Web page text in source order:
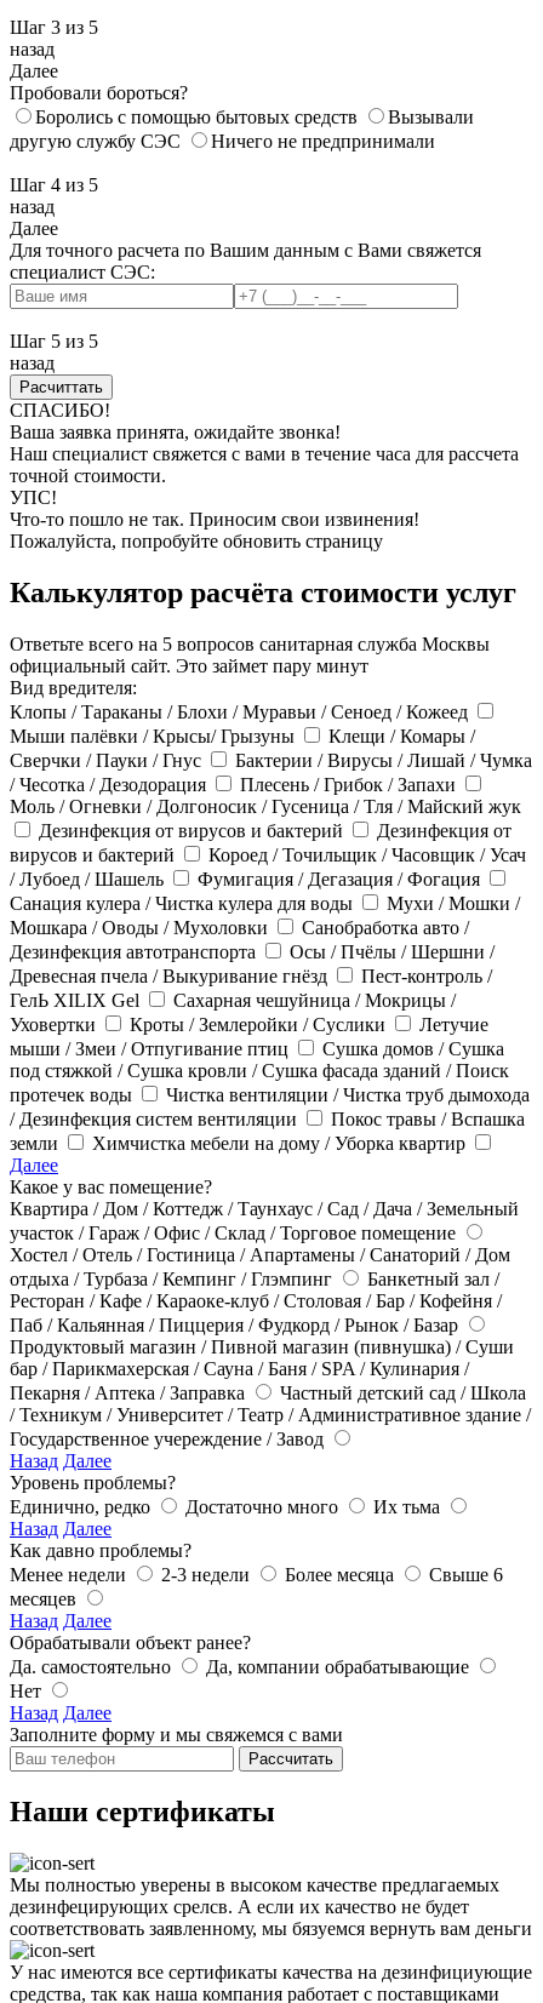
Шаг 3 из 5
назад
Далее
Пробовали бороться?
Боролись с помощью бытовых средств
Вызывали
другую службу СЭС
Ничего не предпринимали
Шаг 4 из 5
назад
Далее
Для точного расчета по Вашим данным с Вами свяжется
специалист СЭС:
Шаг 5 из 5
назад
СПАСИБО!
Ваша заявка принята, ожидайте звонка!
Наш специалист свяжется с вами в течение часа для рассчета
точной стоимости.
УПС!
Что-то пошло не так. Приносим свои извинения!
Пожалуйста, попробуйте обновить страницу
Калькулятор расчёта стоимости услуг
Ответьте всего на 5 вопросов санитарная служба Москвы
официальный сайт. Это займет пару минут
Вид вредителя:
Клопы / Тараканы / Блохи / Муравьи / Сеноед / Кожеед
Мыши палёвки / Крысы/ Грызуны
Клещи / Комары /
Сверчки / Пауки / Гнус
Бактерии / Вирусы / Лишай / Чумка
/ Чесотка / Дезодорация
Плесень / Грибок / Запахи
Моль / Огневки / Долгоносик / Гусеница / Тля / Майский жук
Дезинфекция от вирусов и бактерий
Дезинфекция от
вирусов и бактерий
Короед / Точильщик / Часовщик / Усач
/ Лубоед / Шашель
Фумигация / Дегазация / Фогация
Санация кулера / Чистка кулера для воды
Мухи / Мошки /
Мошкара / Оводы / Мухоловки
Санобработка авто /
Дезинфекция автотранспорта
Осы / Пчёлы / Шершни /
Древесная пчела / Выкуривание гнёзд
Пест-контроль /
ГелЬ XILIX Gel
Сахарная чешуйница / Мокрицы /
Уховертки
Кроты / Землеройки / Суслики
Летучие
мыши / Змеи / Отпугивание птиц
Сушка домов / Сушка
под стяжкой / Сушка кровли / Сушка фасада зданий / Поиск
протечек воды
Чистка вентиляции / Чистка труб дымохода
/ Дезинфекция систем вентиляции
Покос травы / Вспашка
земли
Химчистка мебели на дому / Уборка квартир
Далее
Какое у вас помещение?
Квартира / Дом / Коттедж / Таунхаус / Сад / Дача / Земельный
участок / Гараж / Офис / Склад / Торговое помещение
Хостел / Отель / Гостиница / Апартамены / Санаторий / Дом
отдыха / Турбаза / Кемпинг / Глэмпинг
Банкетный зал /
Ресторан / Кафе / Караоке-клуб / Столовая / Бар / Кофейня /
Паб / Кальянная / Пиццерия / Фудкорд / Рынок / Базар
Продуктовый магазин / Пивной магазин (пивнушка) / Суши
бар / Парикмахерская / Сауна / Баня / SPA / Кулинария /
Пекарня / Аптека / Заправка
Частный детский сад / Школа
/ Техникум / Университет / Театр / Административное здание /
Государственное учереждение / Завод
Назад Далее
Уровень проблемы?
Единично, редко
Достаточно много
Их тьма
Назад Далее
Как давно проблемы?
Менее недели
2-3 недели Более месяца
Свыше 6
месяцев
Назад Далее
Обрабатывали объект ранее?
Да. самостоятельно
Да, компании обрабатывающие
Нет
Назад Далее
Заполните форму и мы свяжемся с вами
Рассчитать
Наши сертификаты
Мы полностью уверены в высоком качестве предлагаемых
дезинфецирующих срелсв. А если их качество не будет
соответствовать заявленному, мы бязуемся вернуть вам деньги
У нас имеются все сертификаты качества на дезинфициующие
средства, так как наша компания работает с поставщиками